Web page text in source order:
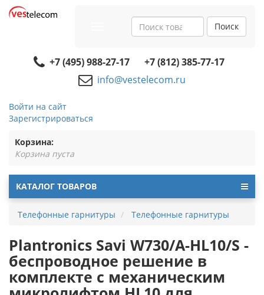
navigation
Поиск
+7 (495) 988-27-17
+7 (812) 385-77-17
info@vestelecom.ru
Войти на сайт
Зарегистрироваться
Корзина:
Корзина пуста
КАТАЛОГ ТОВАРОВ
Телефонные гарнитуры Телефонные гарнитуры
Plantronics Savi W730/A-HL10/S -
беспроводное решение в
комплекте с механическим